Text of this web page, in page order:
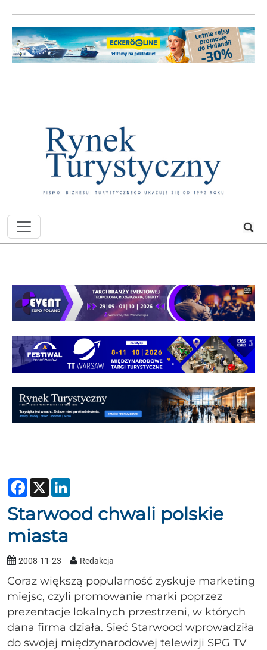
Facebook
X
Starwood chwali polskie
miasta
2008-11-23 Redakcja
Coraz większą popularność zyskuje marketing
miejsc, czyli promowanie marki poprzez
prezentacje lokalnych przestrzeni, w których
dana firma działa. Sieć Starwood wprowadziła
do swojej międzynarodowej telewizji SPG TV